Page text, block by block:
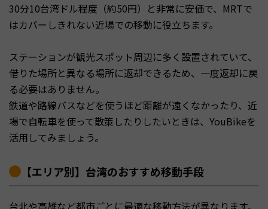
30分10台湾ドル程度（約50円）と非常に安価で、MRTで
はカバーしきれない近場での移動に役立ちます。
ステーションが観光スポット周辺に多く設置されていて、
借りた場所と異なる場所に返却できるため、一度返却に戻
る必要はありません。
鉄道や路線バスなどを使うほど距離が遠くなかったり、近
場で自転車を使って散策したりしたいときは、YouBikeを
活用してみましょう。
【エリア別】台湾のおすすめ移動手段
台北や高雄など都市ごとに最適な移動方法が異なります。